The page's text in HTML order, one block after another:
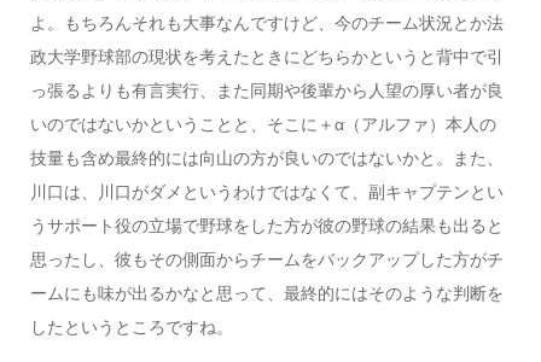
よ。もちろんそれも大事なんですけど、今のチーム状況とか法
政大学野球部の現状を考えたときにどちらかというと背中で引
っ張るよりも有言実行、また同期や後輩から人望の厚い者が良
いのではないかということと、そこに＋α（アルファ）本人の
技量も含め最終的には向山の方が良いのではないかと。また、
川口は、川口がダメというわけではなくて、副キャプテンとい
うサポート役の立場で野球をした方が彼の野球の結果も出ると
思ったし、彼もその側面からチームをバックアップした方がチ
ームにも味が出るかなと思って、最終的にはそのような判断を
したというところですね。